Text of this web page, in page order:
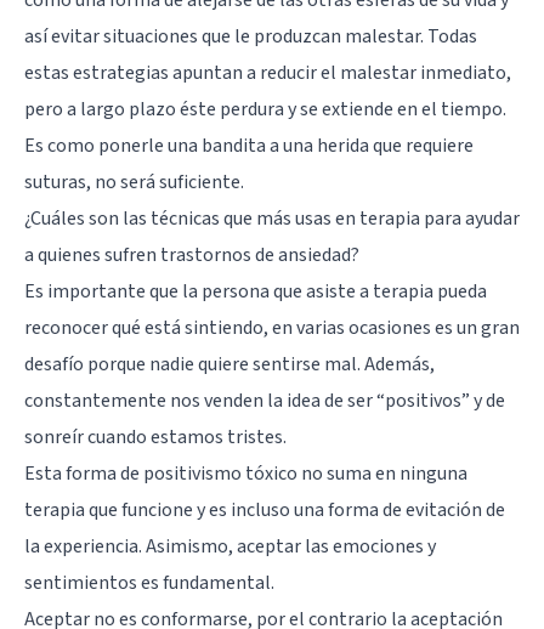
así evitar situaciones que le produzcan malestar. Todas
estas estrategias apuntan a reducir el malestar inmediato,
pero a largo plazo éste perdura y se extiende en el tiempo.
Es como ponerle una bandita a una herida que requiere
suturas, no será suficiente.
¿Cuáles son las técnicas que más usas en terapia para ayudar
a quienes sufren trastornos de ansiedad?
Es importante que la persona que asiste a terapia pueda
reconocer qué está sintiendo, en varias ocasiones es un gran
desafío porque nadie quiere sentirse mal. Además,
constantemente nos venden la idea de ser “positivos” y de
sonreír cuando estamos tristes.
Esta forma de positivismo tóxico no suma en ninguna
terapia que funcione y es incluso una forma de evitación de
la experiencia. Asimismo, aceptar las emociones y
sentimientos es fundamental.
Aceptar no es conformarse, por el contrario la aceptación